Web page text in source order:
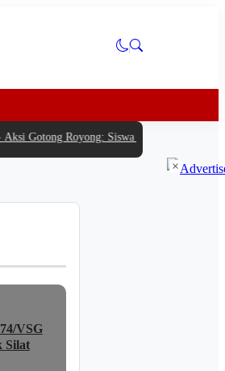
Gotong Royong: Siswa Antusias Bantu
VSG
Silat
×